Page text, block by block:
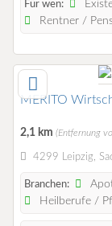
Für wen:
Rentner /
MERITO
2,1 km (Entfernung
4299 Leipzig,
Branchen:
Heilberufe /